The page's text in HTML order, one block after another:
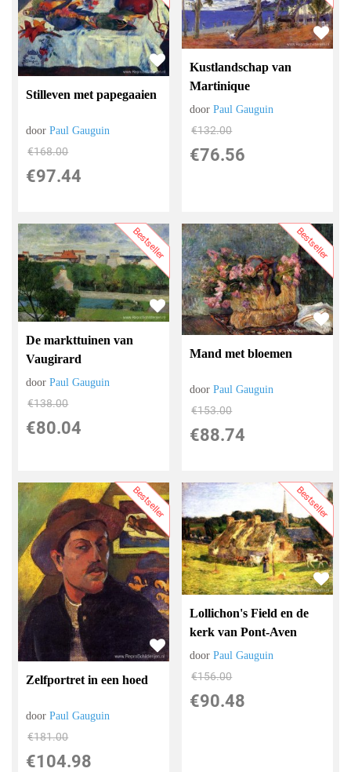
Stilleven met papegaaien
doorPaul Gauguin
€168.00
€97.44
Kustlandschap van
Martinique
doorPaul Gauguin
€132.00
€76.56
Bestseller
De markttuinen van
Vaugirard
doorPaul Gauguin
€138.00
€80.04
Bestseller
Mand met bloemen
doorPaul Gauguin
€153.00
€88.74
Bestseller
Zelfportret in een hoed
doorPaul Gauguin
€181.00
€104.98
Bestseller
Lollichon's Field en de
kerk van Pont-Aven
doorPaul Gauguin
€156.00
€90.48